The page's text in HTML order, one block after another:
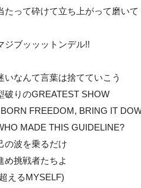
たって砕けて立ち上がって磨い
ジブッッットンデル!!
いなんて言葉は捨てていこう
破りのGREATEST SHOW
FREEDOM, BRING IT
MADE THIS GUIDELINE?
の波を乗るだけ
め挑戦者たちよ
えるMYSELF)